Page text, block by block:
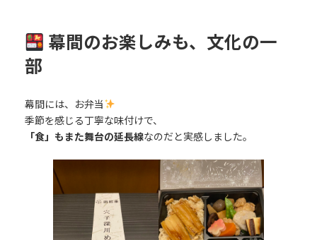
幕間のお楽しみも、文化の一
部
幕間には、お弁当
季節を感じる丁寧な味付けで、
「食」もまた舞台の延長線なのだと実感しました。